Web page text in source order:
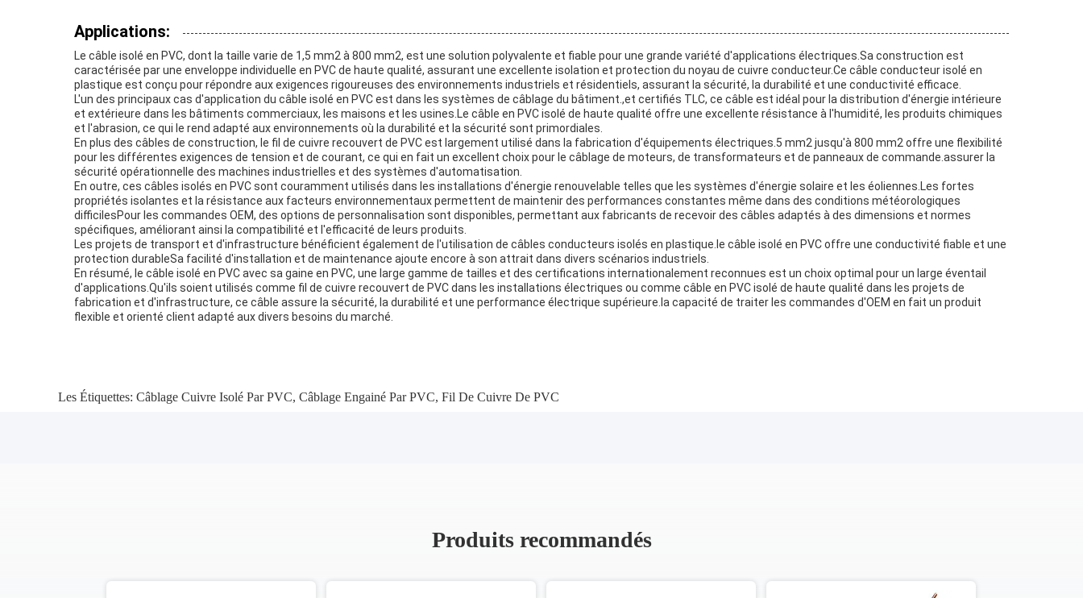
Applications:
Le câble isolé en PVC, dont la taille varie de 1,5 mm2 à 800 mm2, est une solution polyvalente et fiable pour une grande variété d'applications électriques.Sa construction est
caractérisée par une enveloppe individuelle en PVC de haute qualité, assurant une excellente isolation et protection du noyau de cuivre conducteur.Ce câble conducteur isolé en
plastique est conçu pour répondre aux exigences rigoureuses des environnements industriels et résidentiels, assurant la sécurité, la durabilité et une conductivité efficace.
L'un des principaux cas d'application du câble isolé en PVC est dans les systèmes de câblage du bâtiment.,et certifiés TLC, ce câble est idéal pour la distribution d'énergie intérieure
et extérieure dans les bâtiments commerciaux, les maisons et les usines.Le câble en PVC isolé de haute qualité offre une excellente résistance à l'humidité, les produits chimiques
et l'abrasion, ce qui le rend adapté aux environnements où la durabilité et la sécurité sont primordiales.
En plus des câbles de construction, le fil de cuivre recouvert de PVC est largement utilisé dans la fabrication d'équipements électriques.5 mm2 jusqu'à 800 mm2 offre une flexibilité
pour les différentes exigences de tension et de courant, ce qui en fait un excellent choix pour le câblage de moteurs, de transformateurs et de panneaux de commande.assurer la
sécurité opérationnelle des machines industrielles et des systèmes d'automatisation.
En outre, ces câbles isolés en PVC sont couramment utilisés dans les installations d'énergie renouvelable telles que les systèmes d'énergie solaire et les éoliennes.Les fortes
propriétés isolantes et la résistance aux facteurs environnementaux permettent de maintenir des performances constantes même dans des conditions météorologiques
difficilesPour les commandes OEM, des options de personnalisation sont disponibles, permettant aux fabricants de recevoir des câbles adaptés à des dimensions et normes
spécifiques, améliorant ainsi la compatibilité et l'efficacité de leurs produits.
Les projets de transport et d'infrastructure bénéficient également de l'utilisation de câbles conducteurs isolés en plastique.le câble isolé en PVC offre une conductivité fiable et une
protection durableSa facilité d'installation et de maintenance ajoute encore à son attrait dans divers scénarios industriels.
En résumé, le câble isolé en PVC avec sa gaine en PVC, une large gamme de tailles et des certifications internationalement reconnues est un choix optimal pour un large éventail
d'applications.Qu'ils soient utilisés comme fil de cuivre recouvert de PVC dans les installations électriques ou comme câble en PVC isolé de haute qualité dans les projets de
fabrication et d'infrastructure, ce câble assure la sécurité, la durabilité et une performance électrique supérieure.la capacité de traiter les commandes d'OEM en fait un produit
flexible et orienté client adapté aux divers besoins du marché.
Les Étiquettes: Câblage Cuivre Isolé Par PVC, Câblage Engainé Par PVC, Fil De Cuivre De PVC
Produits recommandés